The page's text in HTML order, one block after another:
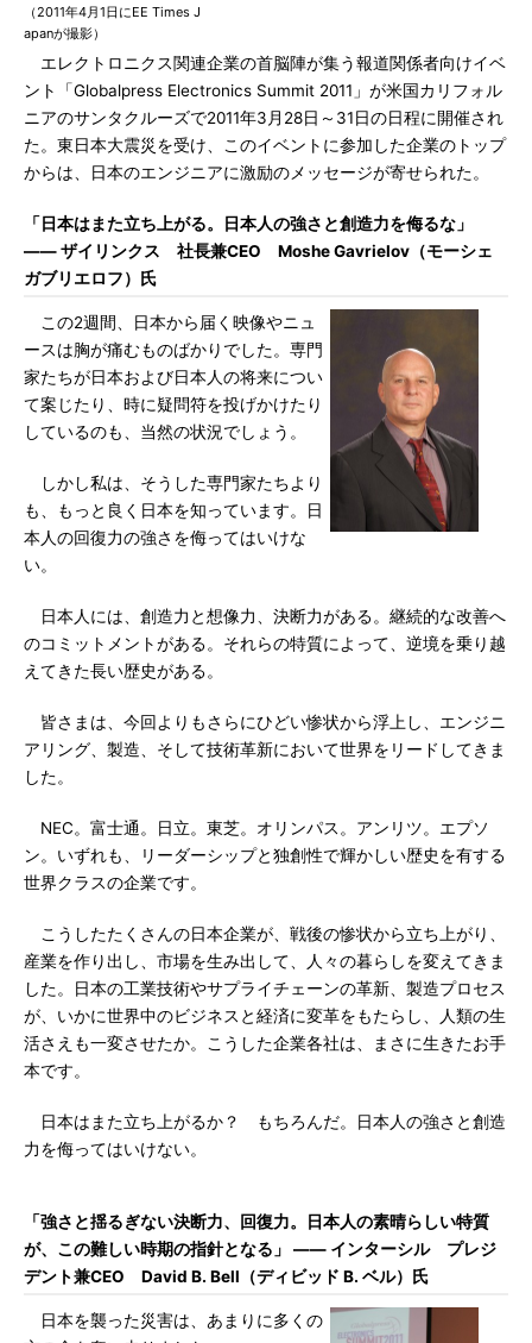
（2011年4月1日にEE Times J
apanが撮影）
エレクトロニクス関連企業の首脳陣が集う報道関係者向けイベ
ント「Globalpress Electronics Summit 2011」が米国カリフォル
ニアのサンタクルーズで2011年3月28日～31日の日程に開催され
た。東日本大震災を受け、このイベントに参加した企業のトップ
からは、日本のエンジニアに激励のメッセージが寄せられた。
「日本はまた立ち上がる。日本人の強さと創造力を侮るな」
―― ザイリンクス 社長兼CEO Moshe Gavrielov（モーシェ
ガブリエロフ）氏
この2週間、日本から届く映像やニュ
ースは胸が痛むものばかりでした。専門
家たちが日本および日本人の将来につい
て案じたり、時に疑問符を投げかけたり
しているのも、当然の状況でしょう。
しかし私は、そうした専門家たちより
も、もっと良く日本を知っています。日
本人の回復力の強さを侮ってはいけな
い。
日本人には、創造力と想像力、決断力がある。継続的な改善へ
のコミットメントがある。それらの特質によって、逆境を乗り越
えてきた長い歴史がある。
皆さまは、今回よりもさらにひどい惨状から浮上し、エンジニ
アリング、製造、そして技術革新において世界をリードしてきま
した。
NEC。富士通。日立。東芝。オリンパス。アンリツ。エプソ
ン。いずれも、リーダーシップと独創性で輝かしい歴史を有する
世界クラスの企業です。
こうしたたくさんの日本企業が、戦後の惨状から立ち上がり、
産業を作り出し、市場を生み出して、人々の暮らしを変えてきま
した。日本の工業技術やサプライチェーンの革新、製造プロセス
が、いかに世界中のビジネスと経済に変革をもたらし、人類の生
活さえも一変させたか。こうした企業各社は、まさに生きたお手
本です。
日本はまた立ち上がるか？ もちろんだ。日本人の強さと創造
力を侮ってはいけない。
「強さと揺るぎない決断力、回復力。日本人の素晴らしい特質
が、この難しい時期の指針となる」 ―― インターシル プレジ
デント兼CEO David B. Bell（ディビッド B. ベル）氏
日本を襲った災害は、あまりに多くの